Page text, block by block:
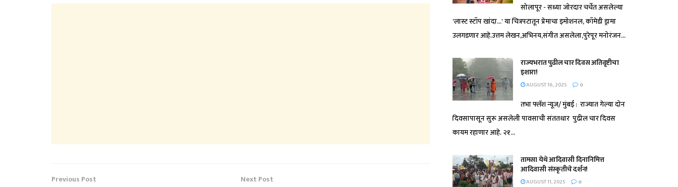
Previous Post Next Post
सोलापूर - सध्या जोरदार चर्चेत असलेल्या
'लास्ट स्टॉप खांदा...' या चित्रपटातून प्रेमाचा इमोशनल, कॉमेडी ड्रामा
उलगडणार आहे.उत्तम लेखन,अभिनय,संगीत असलेला,पुरेपूर मनोरंजन...
राज्यभरात पुढील चार दिवस अतिवृष्टीचा
इशारा!
AUGUST 16, 2025 0
तभा फ्लॅश न्यूज/ मुंबई : राज्यात गेल्या दोन
दिवसापासून सुरू असलेली पावसाची संततधार पुढील चार दिवस
कायम रहाणार आहे. २१...
तामसा येथे आदिवासी दिनानिमित्त
आदिवासी संस्कृतीचे दर्शन!
AUGUST 11, 2025 0